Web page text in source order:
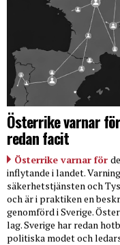
Österrike varnar
redan facit
Österrike varnar för
inflytande i landet.
säkerhetstjänsten och
och är i praktiken en
genomförd i Sverige.
lag. Sverige har redan
politiska modet och